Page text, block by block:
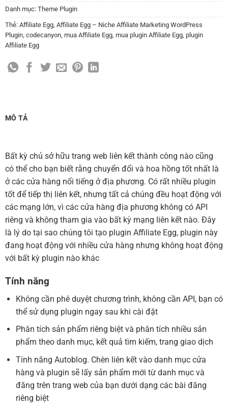
Danh mục: Theme Plugin
Thẻ: Affiliate Egg Affiliate Egg – Niche Affiliate Marketing WordPress
Plugin codecanyon mua Affiliate Egg mua plugin Affiliate Egg plugin
Affiliate Egg
MÔ TẢ
Bất kỳ chủ sở hữu trang web liên kết thành công nào cũng
có thể cho bạn biết rằng chuyển đổi và hoa hồng tốt nhất là
ở các cửa hàng nổi tiếng ở địa phương. Có rất nhiều plugin
tốt để tiếp thị liên kết, nhưng tất cả chúng đều hoạt động với
các mạng lớn, vì các cửa hàng địa phương không có API
riêng và không tham gia vào bất kỳ mạng liên kết nào. Đây
là lý do tại sao chúng tôi tạo plugin Affiliate Egg, plugin này
đang hoạt động với nhiều cửa hàng nhưng không hoạt động
với bất kỳ plugin nào khác
Tính năng
Không cần phê duyệt chương trình, không cần API, bạn có
thể sử dụng plugin ngay sau khi cài đặt
Phân tích sản phẩm riêng biệt và phân tích nhiều sản
phẩm theo danh mục, kết quả tìm kiếm, trang giao dịch
Tính năng Autoblog. Chèn liên kết vào danh mục cửa
hàng và plugin sẽ lấy sản phẩm mới từ danh mục và
đăng trên trang web của bạn dưới dạng các bài đăng
riêng biệt